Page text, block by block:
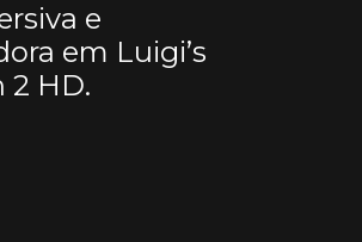
e
em Luigi’s
2 HD.